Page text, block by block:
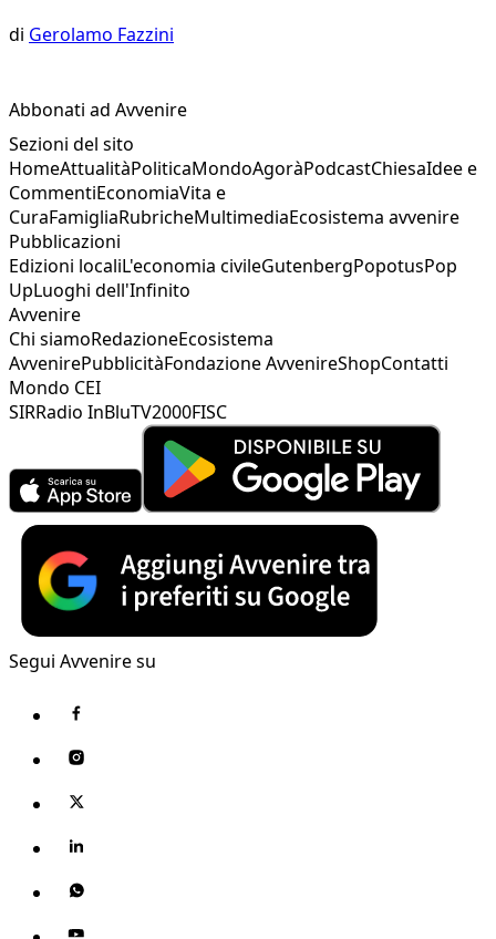
di Gerolamo Fazzini
Abbonati ad Avvenire
Sezioni del sito
HomeAttualitàPoliticaMondoAgoràPodcastChiesaIdee e
CommentiEconomiaVita e
CuraFamigliaRubricheMultimediaEcosistema avvenire
Pubblicazioni
Edizioni localiL'economia civileGutenbergPopotusPop
UpLuoghi dell'Infinito
Avvenire
Chi siamoRedazioneEcosistema
AvvenirePubblicitàFondazione AvvenireShopContatti
Mondo CEI
SIRRadio InBluTV2000FISC
Segui Avvenire su